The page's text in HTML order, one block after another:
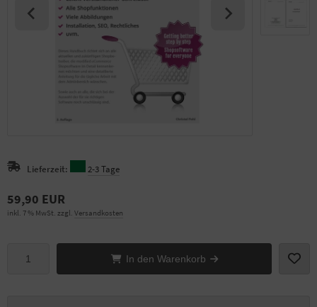
Lieferzeit: 2-3 Tage
59,90 EUR
inkl. 7 % MwSt. zzgl. Versandkosten
In den Warenkorb